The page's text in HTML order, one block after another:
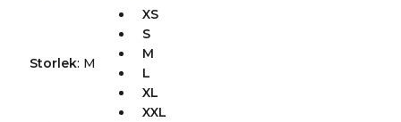
Storlek: M
XS
S
M
L
XL
XXL